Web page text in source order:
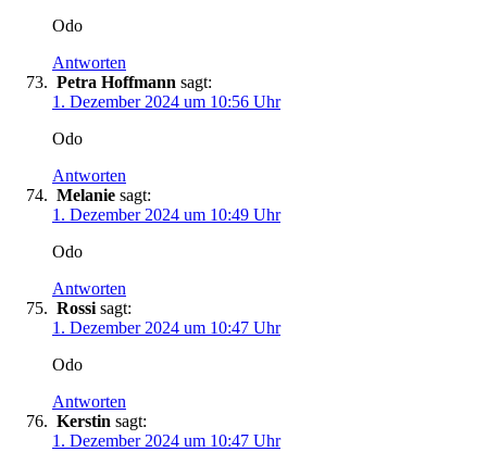
Odo
Antworten
Petra Hoffmann sagt:
1. Dezember 2024 um 10:56 Uhr
Odo
Antworten
Melanie sagt:
1. Dezember 2024 um 10:49 Uhr
Odo
Antworten
Rossi sagt:
1. Dezember 2024 um 10:47 Uhr
Odo
Antworten
Kerstin sagt:
1. Dezember 2024 um 10:47 Uhr